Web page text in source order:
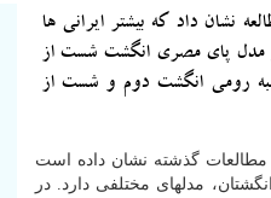
نشان داد که بیشتر ایرانی ها
مدل پای مصری انگشت شست از
رومی انگشت دوم و شست از
مطالعات گذشته نشان داده است
مدلهای مختلفی دارد. در